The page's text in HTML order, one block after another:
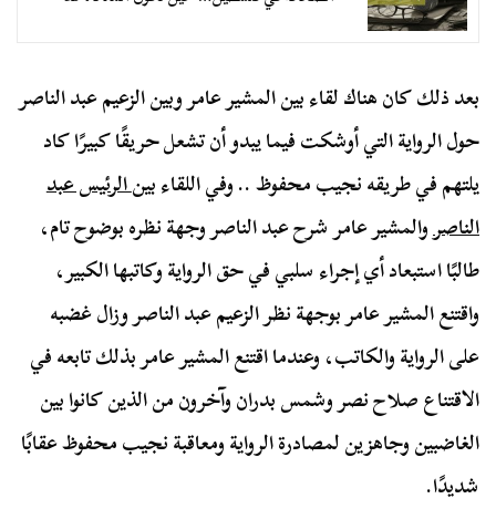
بعد ذلك كان هناك لقاء بين المشير عامر وبين الزعيم عبد الناصر
حول الرواية التي أوشكت فيما يبدو أن تشعل حريقًا كبيرًا كاد
يلتهم في طريقه نجيب محفوظ .. وفي اللقاء بينالرئيس عبد
الناصروالمشير عامر شرح عبد الناصر وجهة نظره بوضوح تام،
طالبًا استبعاد أي إجراء سلبي في حق الرواية وكاتبها الكبير،
واقتنع المشير عامر بوجهة نظر الزعيم عبد الناصر وزال غضبه
على الرواية والكاتب، وعندما اقتنع المشير عامر بذلك تابعه في
الاقتناع صلاح نصر وشمس بدران وآخرون من الذين كانوا بين
الغاضبين وجاهزين لمصادرة الرواية ومعاقبة نجيب محفوظ عقابًا
شديدًا.